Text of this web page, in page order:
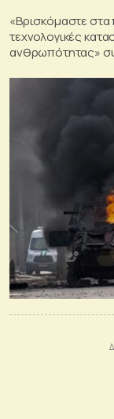
«Βρισκόμαστε
τεχνολογικές
ανθρωπότητας»